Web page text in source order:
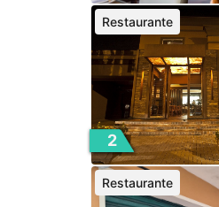
2
Restaurante
Restaurante